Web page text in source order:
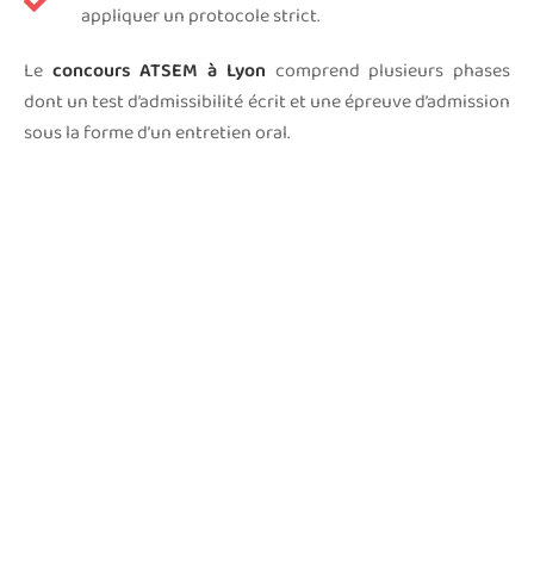
appliquer un protocole strict.
Le concours ATSEM à Lyon comprend plusieurs phases
dont un test d’admissibilité écrit et une épreuve d’admission
sous la forme d’un entretien oral.